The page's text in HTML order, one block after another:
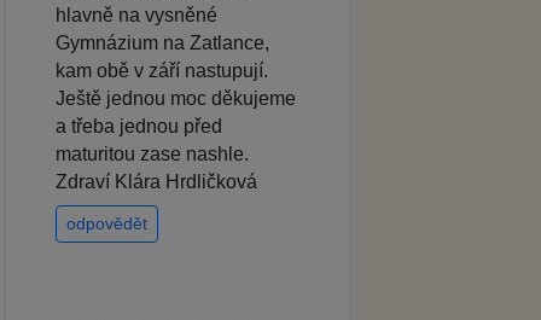
hlavně na vysněné
Gymnázium na Zatlance,
kam obě v září nastupují.
Ještě jednou moc děkujeme
a třeba jednou před
maturitou zase nashle.
Zdraví Klára Hrdličková
odpovědět